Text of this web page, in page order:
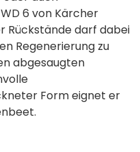
6 von Kärcher
Rückstände darf dabei
Regenerierung zu
abgesaugten
Form eignet er